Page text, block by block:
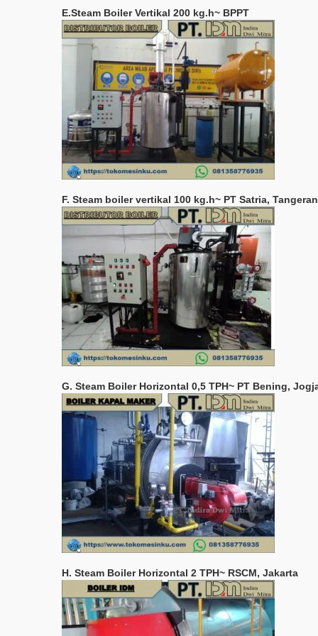
E.Steam Boiler Vertikal 200 kg.h~ BPPT
F. Steam boiler vertikal 100 kg.h~ PT Satria,
G. Steam Boiler Horizontal 0,5 TPH~ PT Bening,
H. Steam Boiler Horizontal 2 TPH~ RSCM, Jakarta